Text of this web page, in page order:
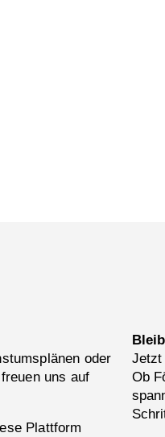
oder
uns auf
Plattform
Jetzt
Ob